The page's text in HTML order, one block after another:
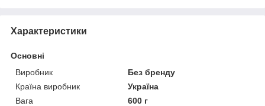
Характеристики
Основні
Виробник
Без бренду
Країна виробник
Україна
Вага
600 г